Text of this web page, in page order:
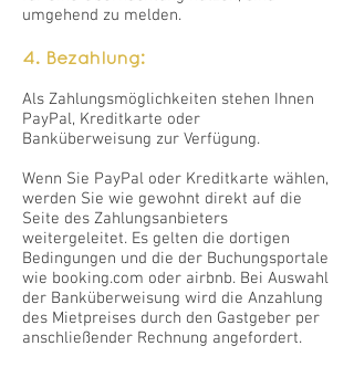
umgehend zu melden.
4. Bezahlung:
Als Zahlungsmöglichkeiten stehen Ihnen
PayPal, Kreditkarte oder
Banküberweisung zur Verfügung.
Wenn Sie PayPal oder Kreditkarte wählen,
werden Sie wie gewohnt direkt auf die
Seite des Zahlungsanbieters
weitergeleitet. Es gelten die dortigen
Bedingungen und die der Buchungsportale
wie booking.com oder airbnb. Bei Auswahl
der Banküberweisung wird die Anzahlung
des Mietpreises durch den Gastgeber per
anschließender Rechnung angefordert.